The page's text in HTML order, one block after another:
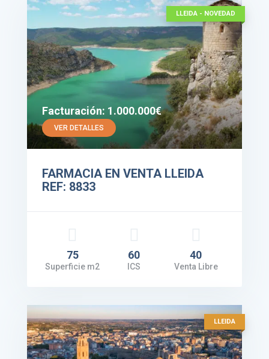
LLEIDA - NOVEDAD
Facturación: 1.000.000€
VER DETALLES
FARMACIA EN VENTA LLEIDA
REF: 8833
75
Superficie m2
60
ICS
40
Venta Libre
LLEIDA